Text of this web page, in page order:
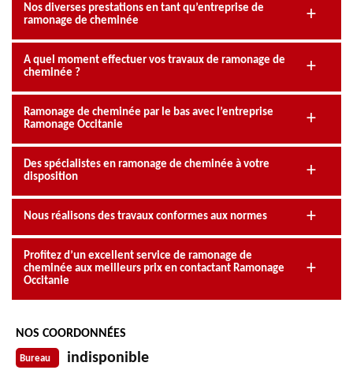
Nos diverses prestations en tant qu’entreprise de
ramonage de cheminée
A quel moment effectuer vos travaux de ramonage de
cheminée ?
Ramonage de cheminée par le bas avec l’entreprise
Ramonage Occitanie
Des spécialistes en ramonage de cheminée à votre
disposition
Nous réalisons des travaux conformes aux normes
Profitez d’un excellent service de ramonage de
cheminée aux meilleurs prix en contactant Ramonage
Occitanie
NOS COORDONNÉES
Bureau indisponible